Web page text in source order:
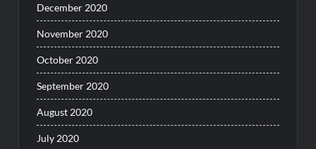
December 2020
November 2020
October 2020
September 2020
August 2020
July 2020